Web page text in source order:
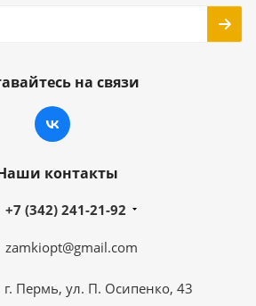
на связи
контакты
+7 (342) 241-21-92
zamkiopt@gmail.com
г. Пермь, ул. П. Осипенко, 43